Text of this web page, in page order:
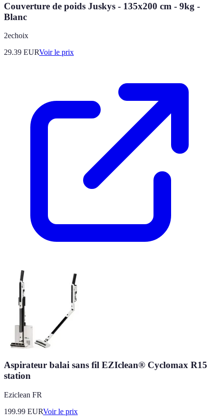
Couverture de poids Juskys - 135x200 cm - 9kg -
Blanc
2echoix
29.39 EURVoir le prix
Aspirateur balai sans fil EZIclean® Cyclomax R15
station
Eziclean FR
199.99 EURVoir le prix